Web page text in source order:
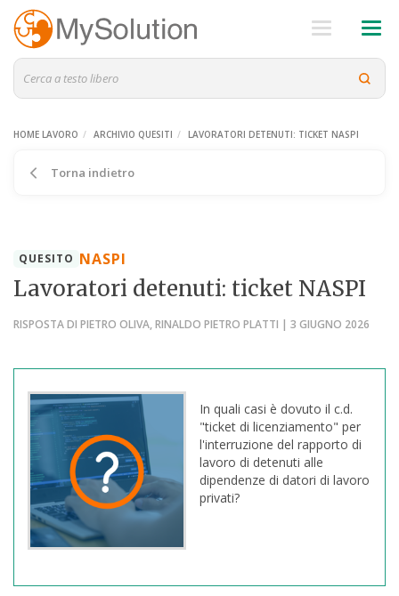
HOME LAVORO ARCHIVIO QUESITI LAVORATORI DETENUTI: TICKET NASPI
Torna indietro
QUESITO NASPI
Lavoratori detenuti: ticket NASPI
RISPOSTA DI PIETRO OLIVA, RINALDO PIETRO PLATTI | 3 GIUGNO 2026
In quali casi è dovuto il c.d.
"ticket di licenziamento" per
l'interruzione del rapporto di
lavoro di detenuti alle
dipendenze di datori di lavoro
privati?